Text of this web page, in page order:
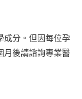
銀行
成分。但因每位孕
月後請諮詢專業醫